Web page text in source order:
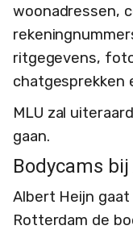
woonadressen,
ritgegevens,
chatgesprekken
MLU zal
gaan.
Bodycams bij
Albert Heijn
Rotterdam de